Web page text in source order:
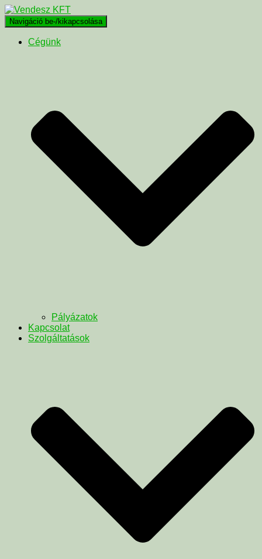
Navigáció be-/kikapcsolása
Cégünk
Pályázatok
Kapcsolat
Szolgáltatások